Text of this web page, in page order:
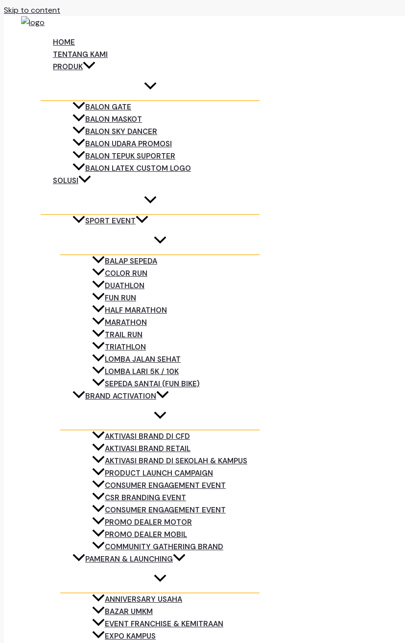
Skip to content
HOME
TENTANG KAMI
PRODUK
BALON GATE
BALON MASKOT
BALON SKY DANCER
BALON UDARA PROMOSI
BALON TEPUK SUPORTER
BALON LATEX CUSTOM LOGO
SOLUSI
SPORT EVENT
BALAP SEPEDA
COLOR RUN
DUATHLON
FUN RUN
HALF MARATHON
MARATHON
TRAIL RUN
TRIATHLON
LOMBA JALAN SEHAT
LOMBA LARI 5K / 10K
SEPEDA SANTAI (FUN BIKE)
BRAND ACTIVATION
AKTIVASI BRAND DI CFD
AKTIVASI BRAND RETAIL
AKTIVASI BRAND DI SEKOLAH & KAMPUS
PRODUCT LAUNCH CAMPAIGN
CONSUMER ENGAGEMENT EVENT
CSR BRANDING EVENT
CONSUMER ENGAGEMENT EVENT
PROMO DEALER MOTOR
PROMO DEALER MOBIL
COMMUNITY GATHERING BRAND
PAMERAN & LAUNCHING
ANNIVERSARY USAHA
BAZAR UMKM
EVENT FRANCHISE & KEMITRAAN
EXPO KAMPUS